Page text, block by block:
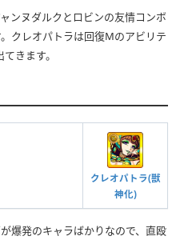
ンヌダルクとロビンの友情コンボ
クレオパトラは回復Mのアビリテ
きます。
クレオパトラ(獣
神化)
爆発のキャラばかりなので、直殴